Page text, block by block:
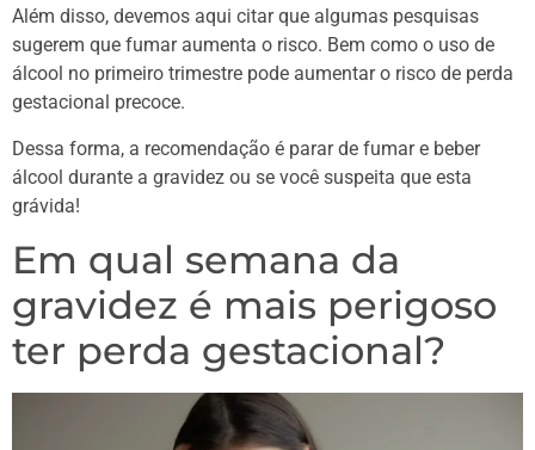
Além disso, devemos aqui citar que algumas pesquisas
sugerem que fumar aumenta o risco. Bem como o uso de
álcool no primeiro trimestre pode aumentar o risco de perda
gestacional precoce.
Dessa forma, a recomendação é parar de fumar e beber
álcool durante a gravidez ou se você suspeita que esta
grávida!
Em qual semana da
gravidez é mais perigoso
ter perda gestacional?